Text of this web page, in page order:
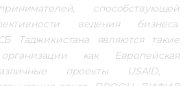
способствующей
ведения бизнеса.
Таджикистана являются такие
как Европейская
проекты USAID,